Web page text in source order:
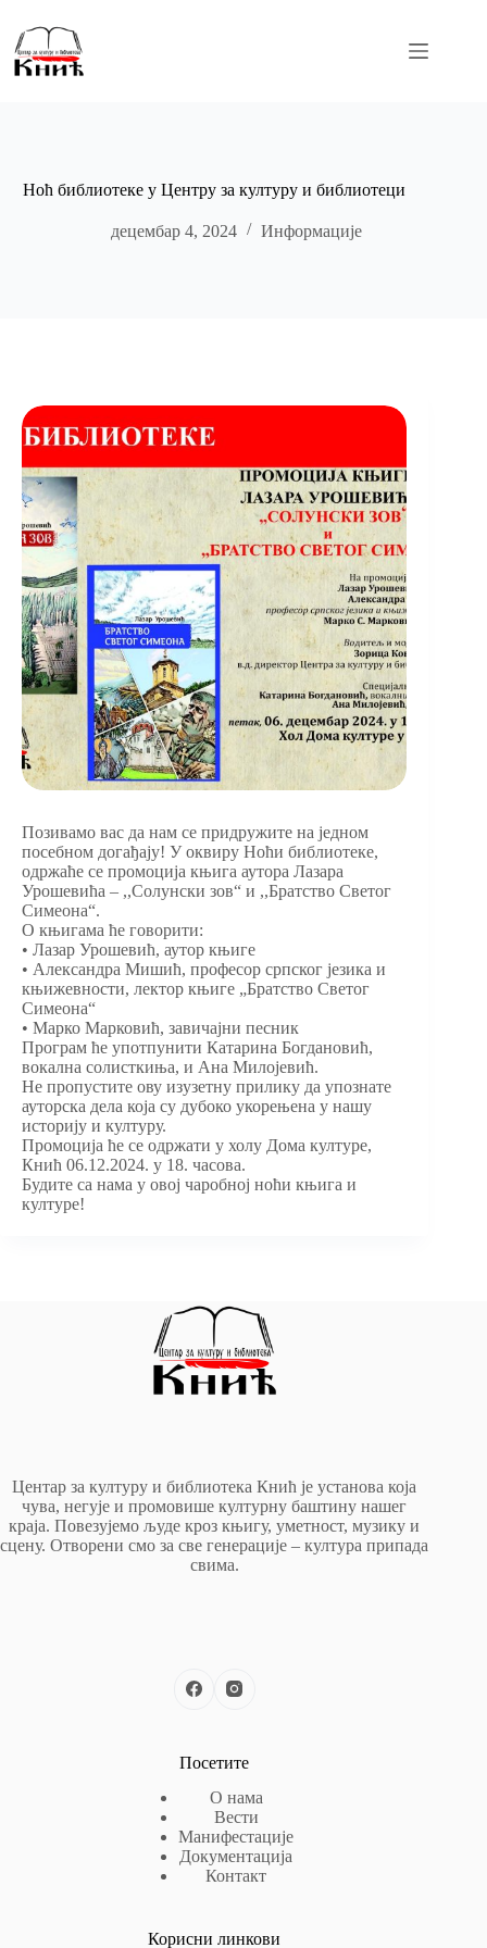
content
Ноћ библиотеке у Центру за културу и библиотеци
децембар 4, 2024 Информације
Позивамо вас да нам се придружите на једном
посебном догађају! У оквиру Ноћи библиотеке,
одржаће се промоција књига аутора Лазара
Урошевића – ,,Солунски зов“ и ,,Братство Светог
Симеона“.
О књигама ће говорити:
• Лазар Урошевић, аутор књиге
• Александра Мишић, професор српског језика и
књижевности, лектор књиге „Братство Светог
Симеона“
• Марко Марковић, завичајни песник
Програм ће употпунити Катарина Богдановић,
вокална солисткиња, и Ана Милојевић.
Не пропустите ову изузетну прилику да упознате
ауторска дела која су дубоко укорењена у нашу
историју и културу.
Промоција ће се одржати у холу Дома културе,
Кнић 06.12.2024. у 18. часова.
Будите са нама у овој чаробној ноћи књига и
културе!
Центар за културу и библиотека Кнић је установа која
чува, негује и промовише културну баштину нашег
краја. Повезујемо људе кроз књигу, уметност, музику и
сцену. Отворени смо за све генерације – култура припада
свима.
Посетите
О нама
Вести
Манифестације
Документација
Контакт
Корисни линкови